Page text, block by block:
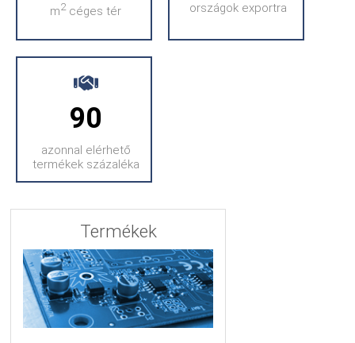
m2céges tér országok exportra
90
azonnal elérhető
termékek százaléka
Termékek